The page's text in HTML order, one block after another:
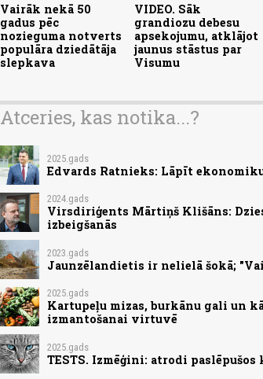
Vairāk nekā 50
gadus pēc
nozieguma notverts
populāra dziedātāja
slepkava
VIDEO. Sāk
grandiozu debesu
apsekojumu, atklājot
jaunus stāstus par
Visumu
Atceries, kas notika...?
2025.gads
Edvards Ratnieks: Lāpīt
2024.gads
Virsdiriģents Mārtiņš Klišāns:
izbeigšanās
2023.gads
Jaunzēlandietis ir nelielā šokā;
2025.gads
Kartupeļu mizas, burkānu gali un
izmantošanai virtuvē
2025.gads
TESTS. Izmēģini: atrodi